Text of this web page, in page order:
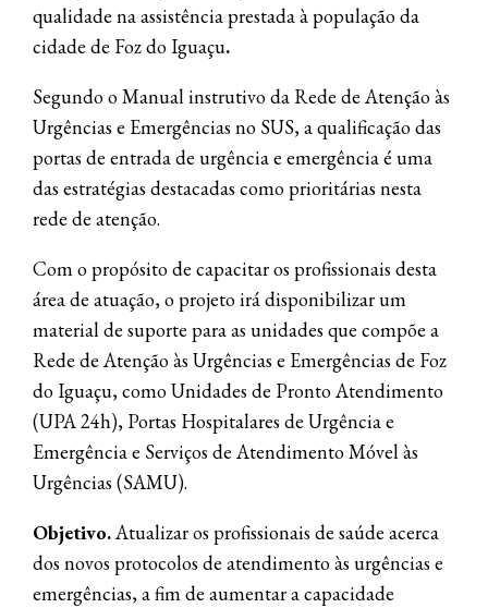
qualidade na assistência prestada à população da
cidade de Foz do Iguaçu.
Segundo o Manual instrutivo da Rede de Atenção às
Urgências e Emergências no SUS, a qualificação das
portas de entrada de urgência e emergência é uma
das estratégias destacadas como prioritárias nesta
rede de atenção.
Com o propósito de capacitar os profissionais desta
área de atuação, o projeto irá disponibilizar um
material de suporte para as unidades que compõe a
Rede de Atenção às Urgências e Emergências de Foz
do Iguaçu, como Unidades de Pronto Atendimento
(UPA 24h), Portas Hospitalares de Urgência e
Emergência e Serviços de Atendimento Móvel às
Urgências (SAMU).
Objetivo.Atualizar os profissionais de saúde acerca
dos novos protocolos de atendimento às urgências e
emergências, a fim de aumentar a capacidade